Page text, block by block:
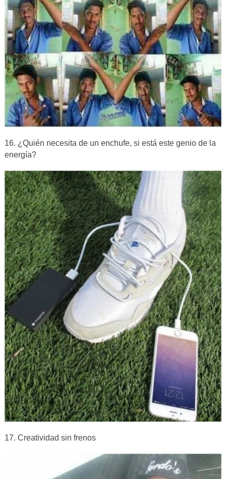
16. ¿Quién necesita de un enchufe, si está este genio de la
energía?
17. Creatividad sin frenos